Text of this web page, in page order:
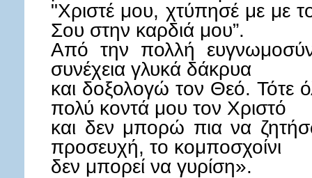
"Χριστέ μου, χτύπησέ με με
Σου στην καρδιά μου”.
Από την πολλή
συνέχεια γλυκά δάκρυα
και δοξολογώ τον Θεό. Τότε
πολύ κοντά μου τον Χριστό
και δεν μπορώ πια να
προσευχή, το κομποσχοίνι
δεν μπορεί να γυρίση».